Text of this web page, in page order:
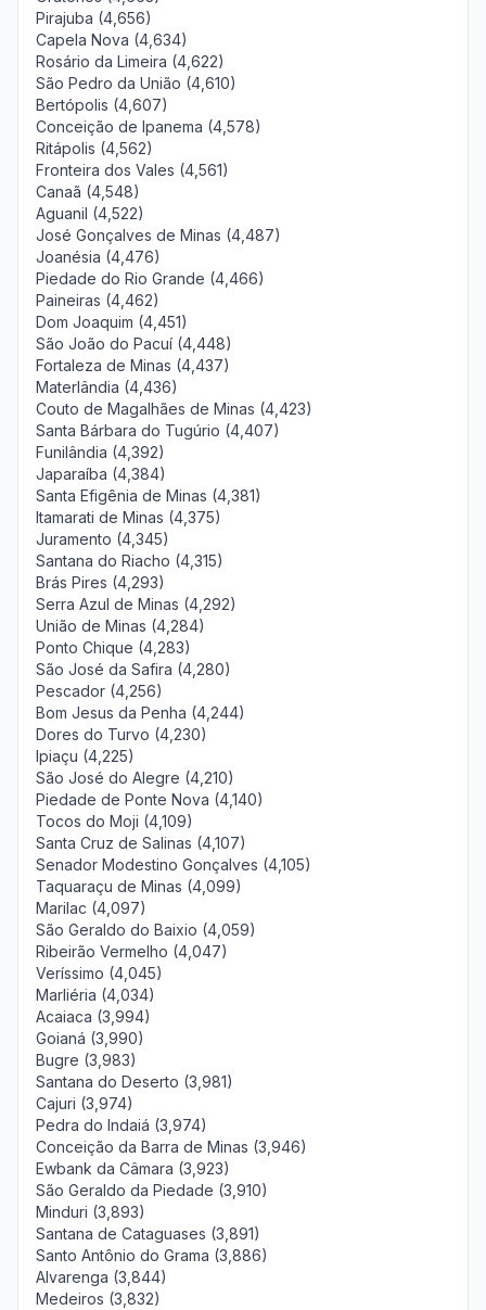
Pirajuba (4,656)
Capela Nova (4,634)
Rosário da Limeira (4,622)
São Pedro da União (4,610)
Bertópolis (4,607)
Conceição de Ipanema (4,578)
Ritápolis (4,562)
Fronteira dos Vales (4,561)
Canaã (4,548)
Aguanil (4,522)
José Gonçalves de Minas (4,487)
Joanésia (4,476)
Piedade do Rio Grande (4,466)
Paineiras (4,462)
Dom Joaquim (4,451)
São João do Pacuí (4,448)
Fortaleza de Minas (4,437)
Materlândia (4,436)
Couto de Magalhães de Minas (4,423)
Santa Bárbara do Tugúrio (4,407)
Funilândia (4,392)
Japaraíba (4,384)
Santa Efigênia de Minas (4,381)
Itamarati de Minas (4,375)
Juramento (4,345)
Santana do Riacho (4,315)
Brás Pires (4,293)
Serra Azul de Minas (4,292)
União de Minas (4,284)
Ponto Chique (4,283)
São José da Safira (4,280)
Pescador (4,256)
Bom Jesus da Penha (4,244)
Dores do Turvo (4,230)
Ipiaçu (4,225)
São José do Alegre (4,210)
Piedade de Ponte Nova (4,140)
Tocos do Moji (4,109)
Santa Cruz de Salinas (4,107)
Senador Modestino Gonçalves (4,105)
Taquaraçu de Minas (4,099)
Marilac (4,097)
São Geraldo do Baixio (4,059)
Ribeirão Vermelho (4,047)
Veríssimo (4,045)
Marliéria (4,034)
Acaiaca (3,994)
Goianá (3,990)
Bugre (3,983)
Santana do Deserto (3,981)
Cajuri (3,974)
Pedra do Indaiá (3,974)
Conceição da Barra de Minas (3,946)
Ewbank da Câmara (3,923)
São Geraldo da Piedade (3,910)
Minduri (3,893)
Santana de Cataguases (3,891)
Santo Antônio do Grama (3,886)
Alvarenga (3,844)
Medeiros (3,832)